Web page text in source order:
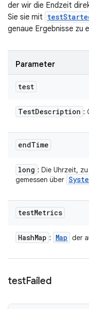
der wir die Endzeit
Sie sie mit
genaue Ergebnisse zu
Parameter
test
TestDescription :
endTime
long : Die Uhrzeit,
gemessen über
testMetrics
HashMap : Map der
testFailed